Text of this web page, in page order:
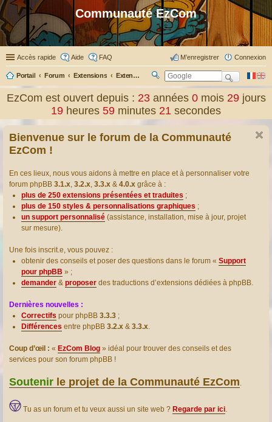
Communauté EzCom
Accès rapide Aide FAQ Connexion
M’enregistrer
Portail Forum Extensions Extensions présentées & traduites
ec
ch
er
EzCom est ouvert depuis : 23 années0 mois29 jours
19 heures 59 minutes 22 secondes
Bienvenue sur le forum de la Communauté
EzCom !
En ces lieux, nous vous aidons à mettre en place et à personnaliser votre
forum phpBB 3.1.x, 3.2.x, 3.3.x & 4.0.x grâce à :
plus de 250 extensions présentées et traduites ;
plus de 150 styles & personnalisations graphiques ;
un support personnalisé (assistance, installation, mise à jour, projet
sur mesure).
Une fois inscrit.e, vous pouvez :
obtenir des conseils et poser des questions dans le forum « Support
pour phpBB » ;
demander & proposer des traductions d’extensions dédiées à phpBB.
Dernières nouvelles :
Correctifs pour phpBB 3.3.3 ;
Différences entre phpBB 3.2.x & 3.3.x.
Coup d’œil : « EzCom Blog » idéal pour trouver des conseils et des
services pour son forum phpBB !
Soutenir le projet de la Communauté EzCom.
Tu as un forum et tu veux aussi un site web ? Regarde par ici.